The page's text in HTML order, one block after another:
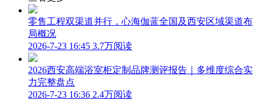
零售工程双渠道并行，心海伽蓝全国及西安区域渠道布
局概况
2026-7-23 16:45 3.7万阅读
2026西安高端浴室柜定制品牌测评报告｜多维度综合实
力完整盘点
2026-7-23 16:36 2.4万阅读